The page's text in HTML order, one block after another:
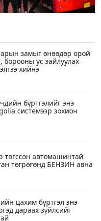
арын замыг өнөөдөр орой
борооны ус зайлуулах
хийнэ
бүртгэлийг энэ
системээр зохион
төгссөн автомашинтай
төгрөгөнд БЕНЗИН авна
цахим бүртгэл энэ
дараах зүйлсийг